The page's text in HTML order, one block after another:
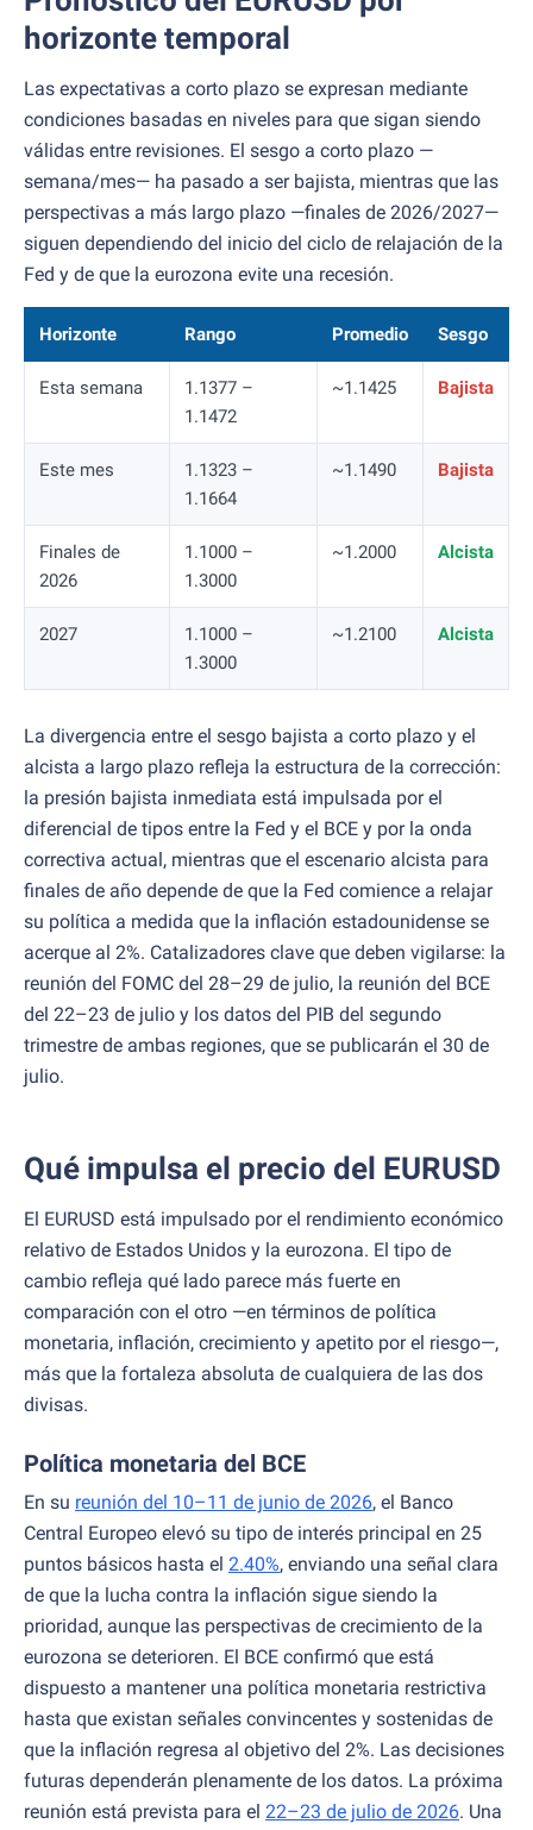
horizonte temporal
Las expectativas a corto plazo se expresan mediante
condiciones basadas en niveles para que sigan siendo
válidas entre revisiones. El sesgo a corto plazo —
semana/mes— ha pasado a ser bajista, mientras que las
perspectivas a más largo plazo —finales de 2026/2027—
siguen dependiendo del inicio del ciclo de relajación de la
Fed y de que la eurozona evite una recesión.
Horizonte Rango Promedio Sesgo
Esta semana
1.1377 –
1.1472
~1.1425 Bajista
Este mes
1.1323 –
1.1664
~1.1490 Bajista
Finales de
2026
1.1000 –
1.3000
~1.2000 Alcista
2027
1.1000 –
1.3000
~1.2100 Alcista
La divergencia entre el sesgo bajista a corto plazo y el
alcista a largo plazo refleja la estructura de la corrección:
la presión bajista inmediata está impulsada por el
diferencial de tipos entre la Fed y el BCE y por la onda
correctiva actual, mientras que el escenario alcista para
finales de año depende de que la Fed comience a relajar
su política a medida que la inflación estadounidense se
acerque al 2%. Catalizadores clave que deben vigilarse: la
reunión del FOMC del 28–29 de julio, la reunión del BCE
del 22–23 de julio y los datos del PIB del segundo
trimestre de ambas regiones, que se publicarán el 30 de
julio.
Qué impulsa el precio del EURUSD
El EURUSD está impulsado por el rendimiento económico
relativo de Estados Unidos y la eurozona. El tipo de
cambio refleja qué lado parece más fuerte en
comparación con el otro —en términos de política
monetaria, inflación, crecimiento y apetito por el riesgo—,
más que la fortaleza absoluta de cualquiera de las dos
divisas.
Política monetaria del BCE
En su reunión del 10–11 de junio de 2026, el Banco
Central Europeo elevó su tipo de interés principal en 25
puntos básicos hasta el 2.40%, enviando una señal clara
de que la lucha contra la inflación sigue siendo la
prioridad, aunque las perspectivas de crecimiento de la
eurozona se deterioren. El BCE confirmó que está
dispuesto a mantener una política monetaria restrictiva
hasta que existan señales convincentes y sostenidas de
que la inflación regresa al objetivo del 2%. Las decisiones
futuras dependerán plenamente de los datos. La próxima
reunión está prevista para el 22–23 de julio de 2026. Una